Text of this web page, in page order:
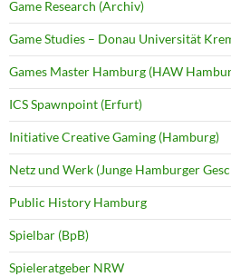
Game Research (Archiv)
Game Studies – Donau Universität
Games Master Hamburg (HAW
ICS Spawnpoint (Erfurt)
Initiative Creative Gaming (Hamburg)
Netz und Werk (Junge Hamburger
Public History Hamburg
Spielbar (BpB)
Spieleratgeber NRW